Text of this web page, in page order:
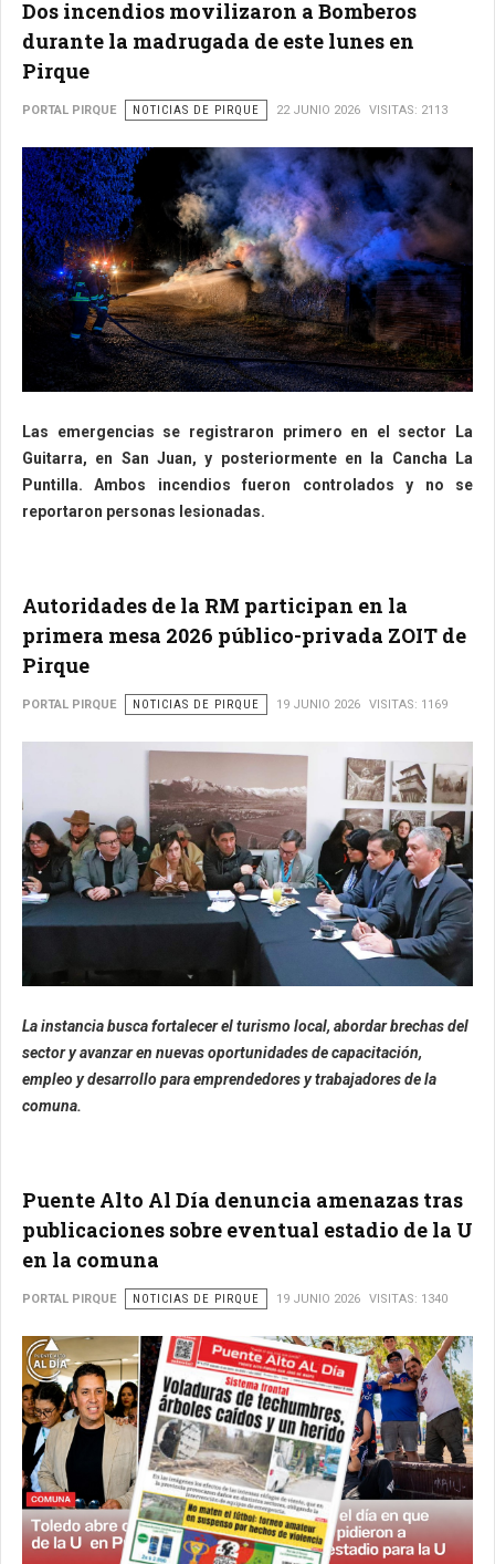
Dos incendios movilizaron a Bomberos
durante la madrugada de este lunes en
Pirque
PORTAL PIRQUE NOTICIAS DE PIRQUE 22 JUNIO 2026 VISITAS: 2113
Las emergencias se registraron primero en el sector La
Guitarra, en San Juan, y posteriormente en la Cancha La
Puntilla. Ambos incendios fueron controlados y no se
reportaron personas lesionadas.
Autoridades de la RM participan en la
primera mesa 2026 público-privada ZOIT de
Pirque
PORTAL PIRQUE NOTICIAS DE PIRQUE 19 JUNIO 2026 VISITAS: 1169
La instancia busca fortalecer el turismo local, abordar brechas del
sector y avanzar en nuevas oportunidades de capacitación,
empleo y desarrollo para emprendedores y trabajadores de la
comuna.
Puente Alto Al Día denuncia amenazas tras
publicaciones sobre eventual estadio de la U
en la comuna
PORTAL PIRQUE NOTICIAS DE PIRQUE 19 JUNIO 2026 VISITAS: 1340